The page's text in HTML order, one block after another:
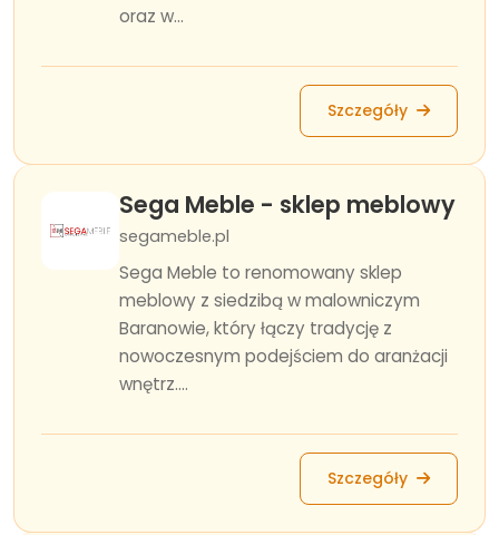
oraz w...
Szczegóły
Sega Meble - sklep meblowy
segameble.pl
Sega Meble to renomowany sklep
meblowy z siedzibą w malowniczym
Baranowie, który łączy tradycję z
nowoczesnym podejściem do aranżacji
wnętrz....
Szczegóły